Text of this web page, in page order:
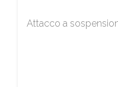
Attacco a